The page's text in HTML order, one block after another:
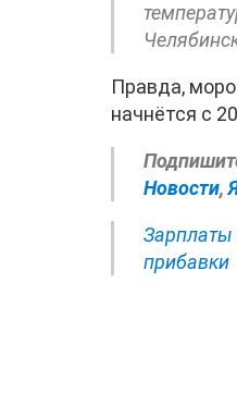
Правда,
начнётся с
Новости,
Зарплаты
прибавки